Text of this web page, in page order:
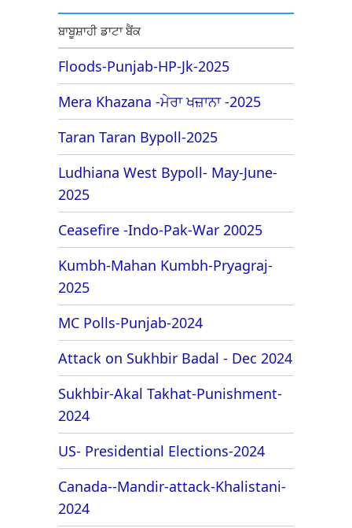
ਬਾਬੂਸ਼ਾਹੀ ਡਾਟਾ ਬੈਂਕ
Floods-Punjab-HP-Jk-2025
Mera Khazana -ਮੇਰਾ ਖਜ਼ਾਨਾ -2025
Taran Taran Bypoll-2025
Ludhiana West Bypoll- May-June-
2025
Ceasefire -Indo-Pak-War 20025
Kumbh-Mahan Kumbh-Pryagraj-
2025
MC Polls-Punjab-2024
Attack on Sukhbir Badal - Dec 2024
Sukhbir-Akal Takhat-Punishment-
2024
US- Presidential Elections-2024
Canada--Mandir-attack-Khalistani-
2024